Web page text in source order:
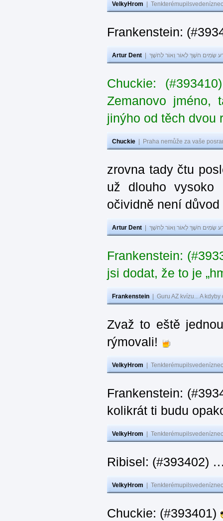
VelkyHrom
Frankenstein:
Artur Dent שָׂמִים חֹשֶׁךְ לְאוֹר וְאוֹר לְחֹשֶׁךְ
Chuckie:
Zemanovo jméno,
jinýho od těch dvou
Chuckie Praha nemůže za vaše
zrovna tady čtu
už dlouho
očividně není
Artur Dent שָׂמִים חֹשֶׁךְ לְאוֹר וְאוֹר לְחֹשֶׁךְ
Frankenstein:
jsi dodat, že to je
Frankenstein Guru AZ kvízu... A
Zvaž to eště
rýmovali!
VelkyHrom
Frankenstein:
kolikrát ti budu
VelkyHrom
Ribisel: (#393402)
VelkyHrom
Chuckie: (#393401)